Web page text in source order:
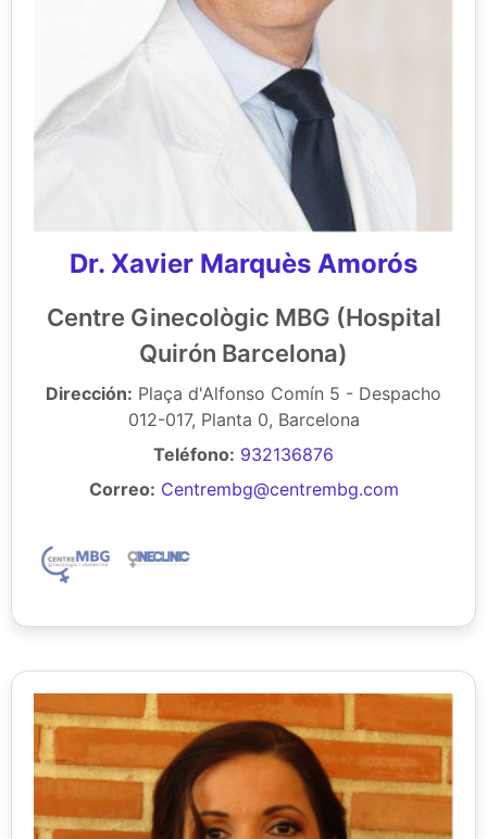
Dr. Xavier Marquès Amorós
Centre Ginecològic MBG (Hospital
Quirón Barcelona)
Dirección: Plaça d'Alfonso Comín 5 - Despacho
012-017, Planta 0, Barcelona
Teléfono: 932136876
Correo: Centrembg@centrembg.com